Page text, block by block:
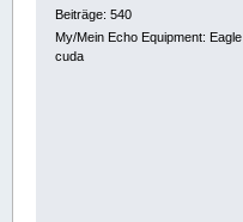
Beiträge: 540
My/Mein Echo Equipment: Eagle
cuda